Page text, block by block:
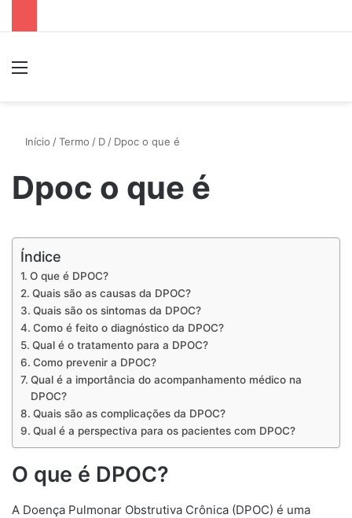
Início /Termo / D / Dpoc o que é
Dpoc o que é
Índice
O que é DPOC?
Quais são as causas da DPOC?
Quais são os sintomas da DPOC?
Como é feito o diagnóstico da DPOC?
Qual é o tratamento para a DPOC?
Como prevenir a DPOC?
Qual é a importância do acompanhamento médico na
DPOC?
Quais são as complicações da DPOC?
Qual é a perspectiva para os pacientes com DPOC?
O que é DPOC?
A Doença Pulmonar Obstrutiva Crônica (DPOC) é uma